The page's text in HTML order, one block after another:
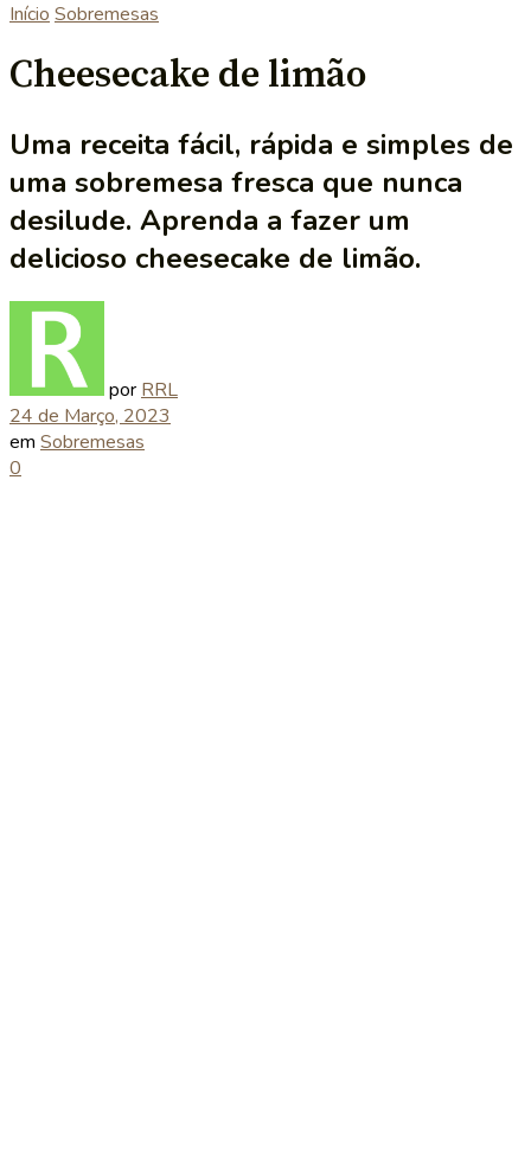
Início Sobremesas
Cheesecake de limão
Uma receita fácil, rápida e simples de
uma sobremesa fresca que nunca
desilude. Aprenda a fazer um
delicioso cheesecake de limão.
por RRL
24 de Março, 2023
em Sobremesas
0